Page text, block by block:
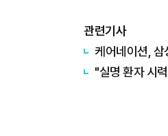
관련기사
케어네이션,
"실명 환자 시